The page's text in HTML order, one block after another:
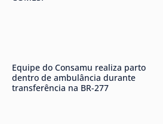
Equipe do Consamu realiza parto
dentro de ambulância durante
transferência na BR-277